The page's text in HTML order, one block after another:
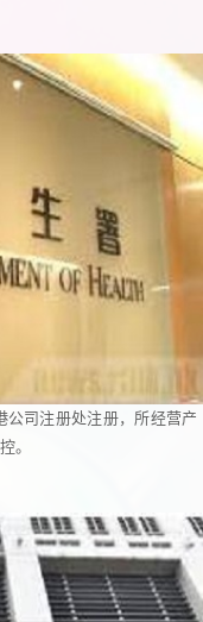
公司注册处注册，所经营产
。